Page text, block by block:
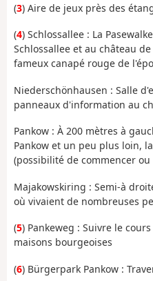
(3) Aire de jeux près des
(4) Schlossallee : La
Schlossallee et au château
fameux canapé rouge de
Niederschönhausen : Salle
panneaux d'information au
Pankow : À 200 mètres à
Pankow et un peu plus loin,
(possibilité de commencer
Majakowskiring : Semi-à
où vivaient de nombreuses
(5) Pankeweg : Suivre le
maisons bourgeoises
(6) Bürgerpark Pankow :